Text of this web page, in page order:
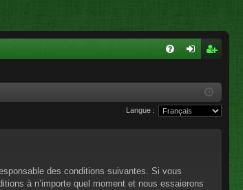
xi
cri
pti
Langue :
des conditions suivantes. Si vous
à n’importe quel moment et nous essaierons